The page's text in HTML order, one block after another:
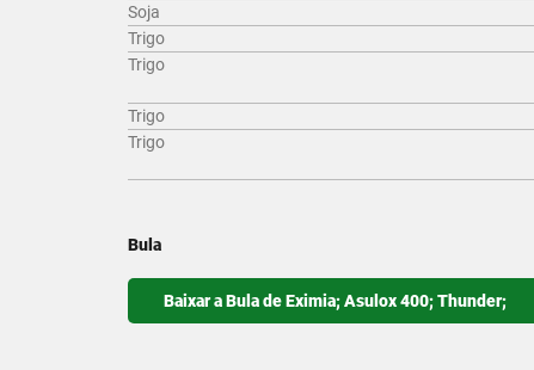
Soja
Trigo
Trigo
Trigo
Trigo
Bula
Baixar a Bula de Eximia; Asulox 400; Thunder;